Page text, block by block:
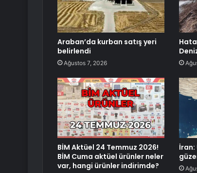
Araban’da kurban satış yeri
belirlendi
Ağustos 7, 2026
BİM Aktüel 24 Temmuz 2026!
BİM Cuma aktüel ürünler neler
var, hangi ürünler indirimde?
İran: